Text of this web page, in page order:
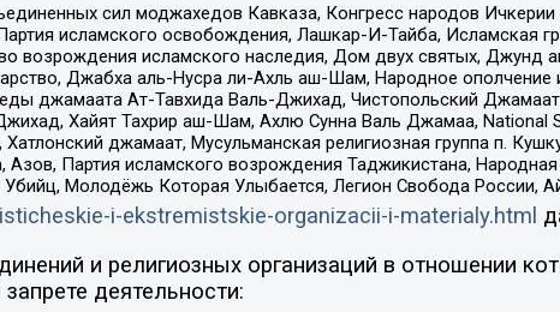
сил моджахедов Кавказа, Конгресс народов Ичкерии
исламского освобождения, Лашкар-И-Тайба, Исламская
возрождения исламского наследия, Дом двух святых,
Джабха аль-Нусра ли-Ахль аш-Шам, Народное
джамаата Ат-Тавхида Валь-Джихад, Чистопольский
Хайят Тахрир аш-Шам, Ахлю Сунна Валь Джамаа, National
джамаат, Мусульманская религиозная группа п.
Партия исламского возрождения Таджикистана,
Молодёжь Которая Улыбается, Легион Свобода России,
i-ekstremistskie-organizacii-i-materialy.html
и религиозных организаций в отношении
деятельности: